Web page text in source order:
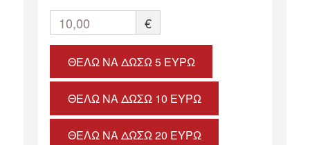
10,00 €
ΘΈΛΩ ΝΑ ΔΏΣΩ 5 ΕΥΡΏ
ΘΈΛΩ ΝΑ ΔΏΣΩ 10 ΕΥΡΏ
ΘΈΛΩ ΝΑ ΔΏΣΩ 20 ΕΥΡΏ